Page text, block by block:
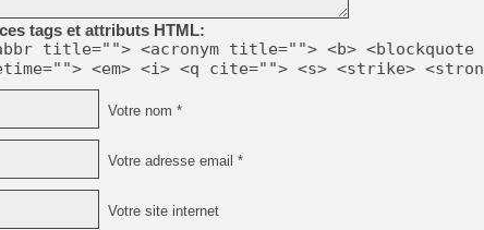
[Mo5] Deux inédits du
[GK] Le beat'em up The
[GK] Endless Legend 2 :
[LS] [PS5] Le WebKit
tags et attributs HTML:
title=""> <acronym title=""> <b> <blockquote
<em> <i> <q cite=""> <s> <strike>
Votre nom *
Votre adresse email *
Votre site internet